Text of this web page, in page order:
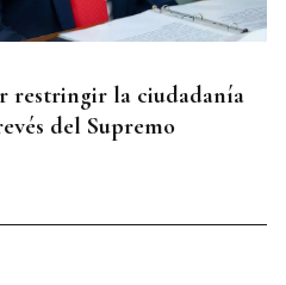
restringir la ciudadanía
del Supremo